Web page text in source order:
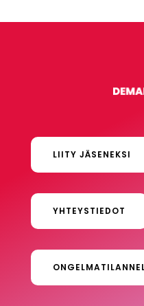
LIITY JÄSENEKSI
YHTEYSTIEDOT